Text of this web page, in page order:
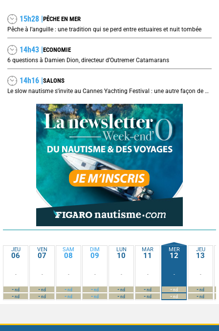
15h28 |PÊCHE EN MER
Pêche à l’anguille : une tradition qui se perd entre estuaires et nuit tombée
14h43 |ECONOMIE
6 questions à Damien Dion, directeur d’Outremer Catamarans
14h16 |SALONS
Le slow nautisme s'invite au Cannes Yachting Festival : une autre façon de naviguer prend le large
JEU
06
-
-nd
-nd
VEN
07
-
-nd
-nd
SAM
08
-
-nd
-nd
DIM
09
-
-nd
-nd
LUN
10
-
-nd
-nd
MAR
11
-
-nd
-nd
MER
12
-
-nd
-nd
JEU
13
-
-nd
-nd